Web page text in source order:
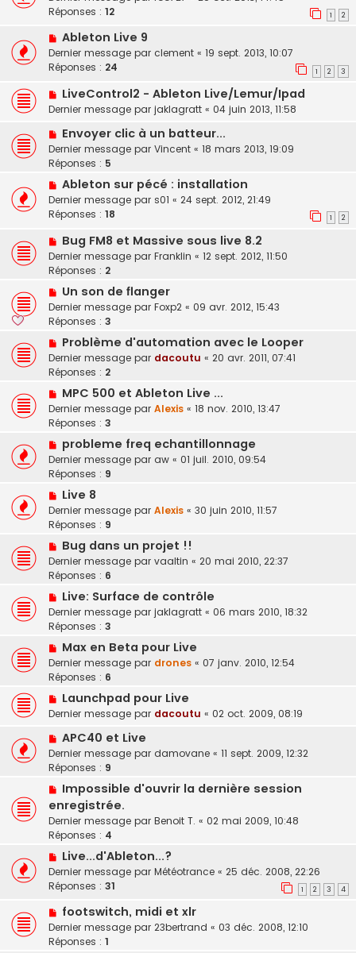
Réponses : 12 1 2
Ableton Live 9
Dernier message par clement « 19 sept. 2013, 10:07
Réponses : 24 1 2 3
LiveControl2 - Ableton Live/Lemur/Ipad
Dernier message par jaklagratt « 04 juin 2013, 11:58
Envoyer clic à un batteur...
Dernier message par Vincent « 18 mars 2013, 19:09
Réponses : 5
Ableton sur pécé : installation
Dernier message par s01 « 24 sept. 2012, 21:49
Réponses : 18 1 2
Bug FM8 et Massive sous live 8.2
Dernier message par Franklin « 12 sept. 2012, 11:50
Réponses : 2
Un son de flanger
Dernier message par Foxp2 « 09 avr. 2012, 15:43
Réponses : 3
Problème d'automation avec le Looper
Dernier message par dacoutu « 20 avr. 2011, 07:41
Réponses : 2
MPC 500 et Ableton Live ...
Dernier message par Alexis « 18 nov. 2010, 13:47
Réponses : 3
probleme freq echantillonnage
Dernier message par aw « 01 juil. 2010, 09:54
Réponses : 9
Live 8
Dernier message par Alexis « 30 juin 2010, 11:57
Réponses : 9
Bug dans un projet !!
Dernier message par vaaltin « 20 mai 2010, 22:37
Réponses : 6
Live: Surface de contrôle
Dernier message par jaklagratt « 06 mars 2010, 18:32
Réponses : 3
Max en Beta pour Live
Dernier message par drones « 07 janv. 2010, 12:54
Réponses : 6
Launchpad pour Live
Dernier message par dacoutu « 02 oct. 2009, 08:19
APC40 et Live
Dernier message par damovane « 11 sept. 2009, 12:32
Réponses : 9
Impossible d'ouvrir la dernière session
enregistrée.
Dernier message par Benoit T. « 02 mai 2009, 10:48
Réponses : 4
Live...d'Ableton...?
Dernier message par Météotrance « 25 déc. 2008, 22:26
Réponses : 31 1 2 3 4
footswitch, midi et xlr
Dernier message par 23bertrand « 03 déc. 2008, 12:10
Réponses : 1